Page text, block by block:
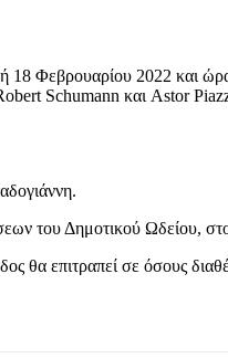
Φεβρουαρίου 2022 και
Schumann και Astor
του Δημοτικού Ωδείου,
θα επιτραπεί σε όσους